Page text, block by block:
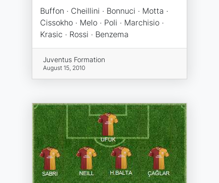
Buffon · Cheillini · Bonnuci · Motta ·
Cissokho · Melo · Poli · Marchisio ·
Krasic · Rossi · Benzema
Juventus Formation
August 15, 2010